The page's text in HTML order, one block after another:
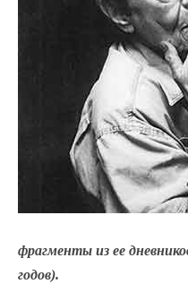
фрагменты из ее
годов).